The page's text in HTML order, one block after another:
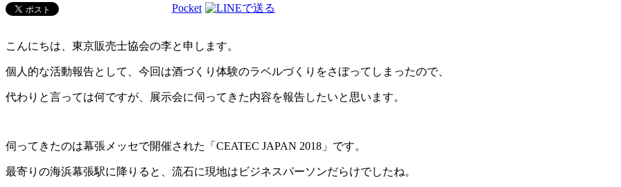
Pocket
こんにちは、東京販売士協会の李と申します。
個人的な活動報告として、今回は酒づくり体験のラベルづくりをさぼってしまったので、
代わりと言っては何ですが、展示会に伺ってきた内容を報告したいと思います。
伺ってきたのは幕張メッセで開催された「CEATEC JAPAN 2018」です。
最寄りの海浜幕張駅に降りると、流石に現地はビジネスパーソンだらけでしたね。